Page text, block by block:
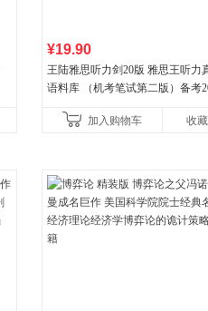
¥19.90
王陆雅思听力剑20版 雅思王听力
语料库 （机考笔试第二版）备考
新增在
加入购物车 收藏